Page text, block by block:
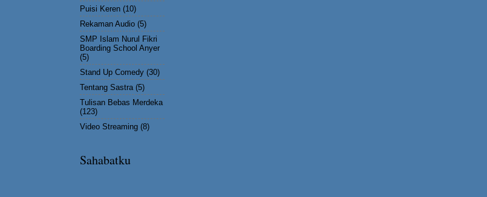
Puisi Keren (10)
Rekaman Audio (5)
SMP Islam Nurul Fikri
Boarding School Anyer
(5)
Stand Up Comedy (30)
Tentang Sastra (5)
Tulisan Bebas Merdeka
(123)
Video Streaming (8)
Sahabatku